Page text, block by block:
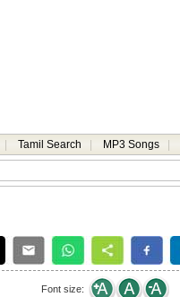
Tamil Search MP3 Songs
Font size: